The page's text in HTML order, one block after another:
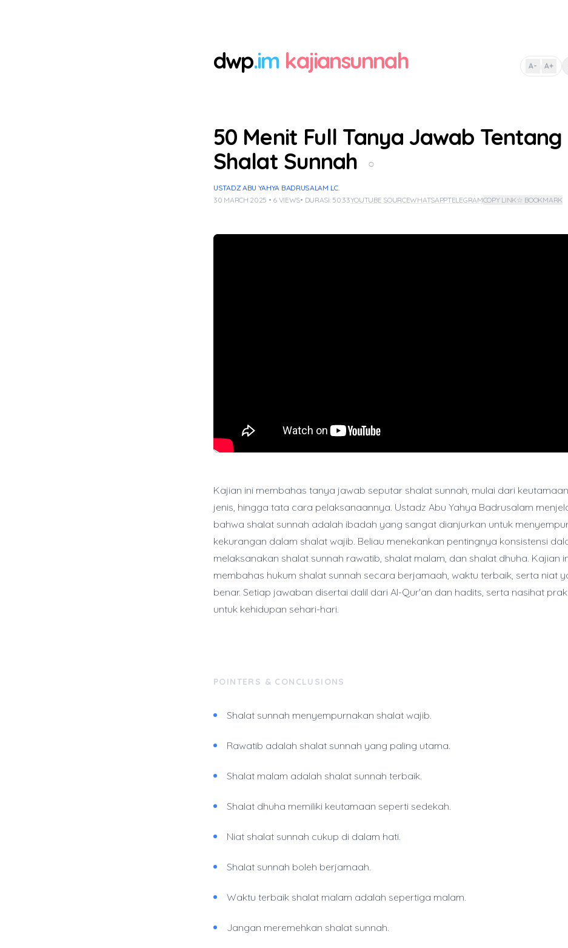
dwp.im kajiansunnah A- | A+
50 Menit Full Tanya Jawab Tentang
Shalat Sunnah
○
USTADZ ABU YAHYA BADRUSALAM LC.
30 MARCH 2025 • 6 VIEWS• DURASI: 50:33YOUTUBE SOURCEWHATSAPPTELEGRAMCOPY LINK☆ BOOKMARK
Kajian ini membahas tanya jawab seputar shalat sunnah, mulai dari
jenis, hingga tata cara pelaksanaannya. Ustadz Abu Yahya Badrusalam
bahwa shalat sunnah adalah ibadah yang sangat dianjurkan untuk
kekurangan dalam shalat wajib. Beliau menekankan pentingnya konsistensi
melaksanakan shalat sunnah rawatib, shalat malam, dan shalat dhuha. Kajian
membahas hukum shalat sunnah secara berjamaah, waktu terbaik, serta niat
benar. Setiap jawaban disertai dalil dari Al-Qur'an dan hadits, serta nasihat
untuk kehidupan sehari-hari.
POINTERS & CONCLUSIONS
Shalat sunnah menyempurnakan shalat wajib.
Rawatib adalah shalat sunnah yang paling utama.
Shalat malam adalah shalat sunnah terbaik.
Shalat dhuha memiliki keutamaan seperti sedekah.
Niat shalat sunnah cukup di dalam hati.
Shalat sunnah boleh berjamaah.
Waktu terbaik shalat malam adalah sepertiga malam.
Jangan meremehkan shalat sunnah.